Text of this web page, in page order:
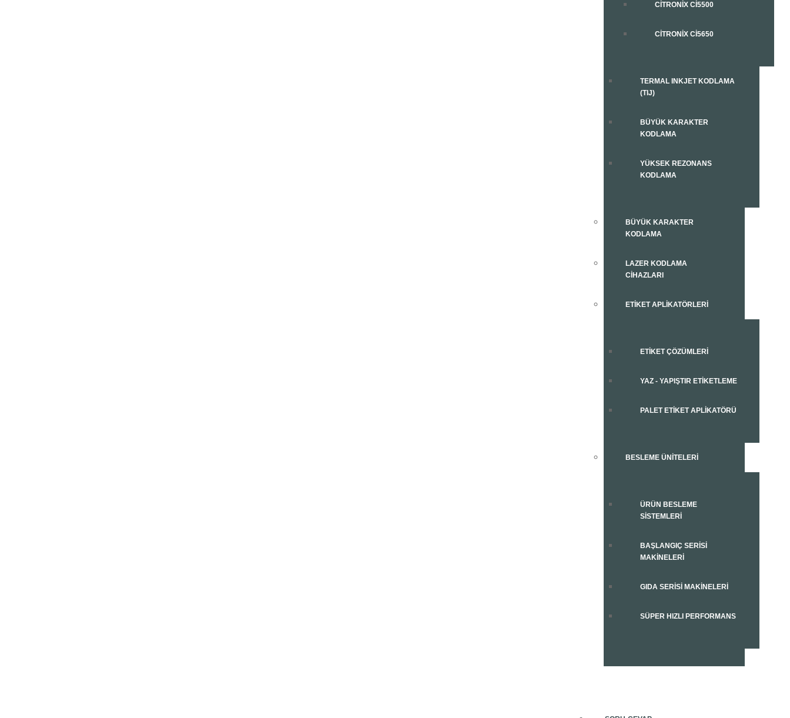
CITRONIX CI5500
CITRONIX CI5650
TERMAL INKJET KODLAMA
(TIJ)
BÜYÜK KARAKTER
KODLAMA
YÜKSEK REZONANS
KODLAMA
BÜYÜK KARAKTER
KODLAMA
LAZER KODLAMA
CIHAZLARI
ETIKET APLIKATÖRLERI
ETIKET ÇÖZÜMLERI
YAZ - YAPIŞTIR ETIKETLEME
PALET ETIKET APLIKATÖRÜ
BESLEME ÜNITELERI
ÜRÜN BESLEME
SISTEMLERI
BAŞLANGIÇ SERISI
MAKINELERI
GIDA SERISI MAKINELERI
SÜPER HIZLI PERFORMANS